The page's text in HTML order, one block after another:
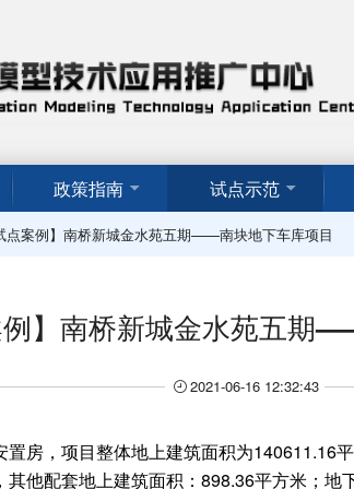
政策指南 试点示范
点案例】南桥新城金水苑五期——南块地下车库项目
】南桥新城金水苑五期
2021-06-16 12:32:43
房，项目整体地上建筑面积为140611.16
他配套地上建筑面积：898.36平方米；